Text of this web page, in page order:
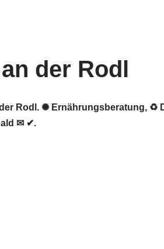
der Rodl
Rodl. ✺ Ernährungsberatung,
✉ ✔.